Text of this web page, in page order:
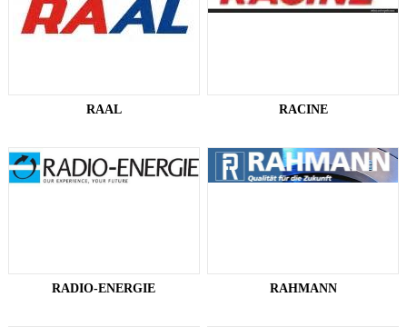
RAAL RACINE
RADIO-ENERGIE RAHMANN​